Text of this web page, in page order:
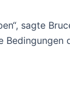
sagte